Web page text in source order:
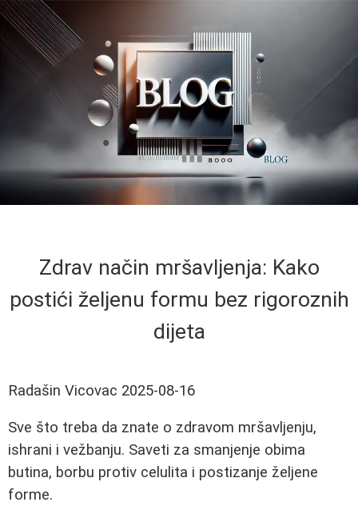
Zdrav način mršavljenja: Kako
postići željenu formu bez rigoroznih
dijeta
Radašin Vicovac 2025-08-16
Sve što treba da znate o zdravom mršavljenju,
ishrani i vežbanju. Saveti za smanjenje obima
butina, borbu protiv celulita i postizanje željene
forme.